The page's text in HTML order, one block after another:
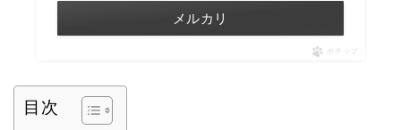
メルカリ
ポチップ
目次